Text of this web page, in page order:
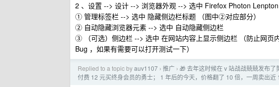
2 、设置 --> 设计 --> 浏览器外观 --> 选中 Firefox Photon
① 管理标签栏 --> 选中 隐藏侧边栏标题 （图中②对应部分）
② 自动隐藏浏览器元素 --> 选中 自动隐藏侧边栏
③ （可选）侧边栏 --> 选中 在网站内容上显示侧边栏 （防止网页
Bug ，如果有需要可以打开测试一下）
Replied to a topic byauv1107 › 推广 › 🎁 去年这时候在 v 站战战兢兢发布
付费 12 元买终身会员的勇士； 1 年后的今天，价格翻了 10 倍，一周卖出近